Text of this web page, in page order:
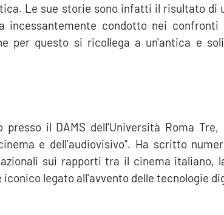
Le sue storie sono infatti il risultato di
incessantemente condotto nei confronti
per questo si ricollega a un'antica e
il DAMS dell'Università Roma Tre,
e dell'audiovisivo". Ha scritto
sui rapporti tra il cinema italiano,
legato all'avvento delle tecnologie